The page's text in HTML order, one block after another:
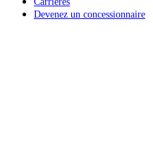
Devenez un concessionnaire